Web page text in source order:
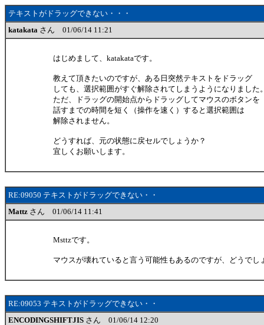
テキストがドラッグできない・・・
katakata さん 01/06/14 11:21
はじめまして、katakataです。
教えて頂きたいのですが、ある日突然テキストをドラッグ
しても、選択範囲がすぐ解除されてしまうようになりました
ただ、ドラッグの開始点からドラッグしてマウスのボタンを
話すまでの時間を短く（操作を速く）すると選択範囲は
解除されません。
どうすれば、元の状態に戻セルでしょうか？
宜しくお願いします。
RE:09050 テキストがドラッグできない・・
Mattz さん 01/06/14 11:41
Msttzです。
マウスが壊れていると言う可能性もあるのですが、どうでし
RE:09053 テキストがドラッグできない・・
ENCODINGSHIFTJIS さん 01/06/14 12:20